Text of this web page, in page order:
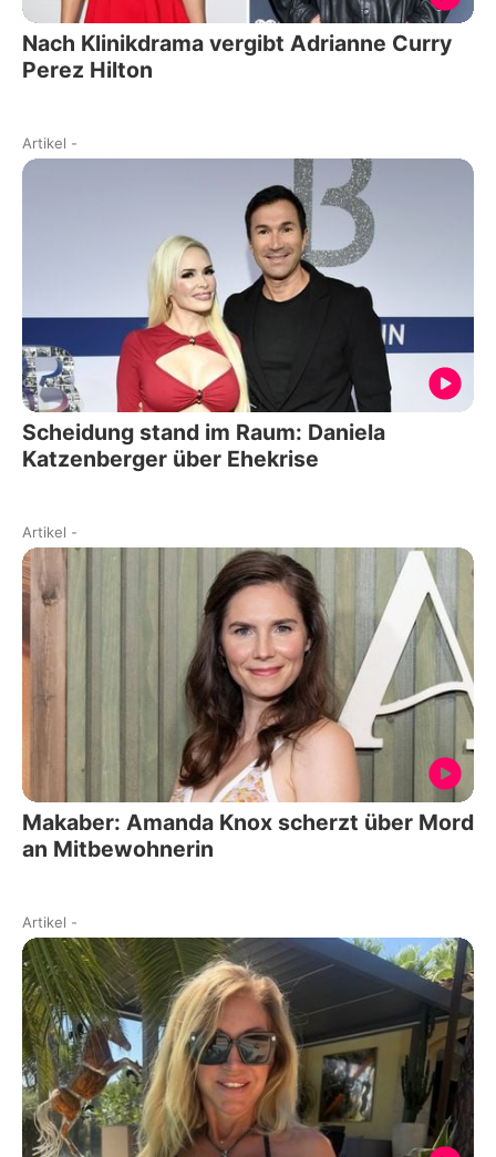
Nach Klinikdrama vergibt Adrianne Curry
Perez Hilton
Artikel -
Scheidung stand im Raum: Daniela
Katzenberger über Ehekrise
Artikel -
Makaber: Amanda Knox scherzt über Mord
an Mitbewohnerin
Artikel -